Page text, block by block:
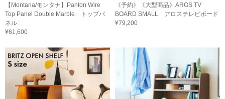
【Montana/モンタナ】Panton Wire
Top Panel Double Marble トップパ
ネル
¥61,600
《予約》《大型商品》AROS TV
BOARD SMALL アロステレビボード
¥79,200